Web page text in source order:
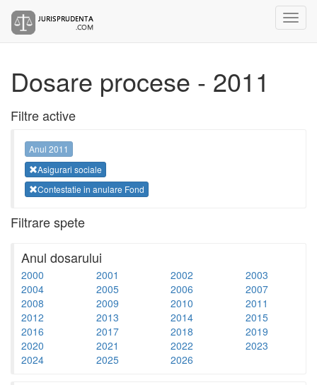
Dosare procese - 2011
Filtre active
Anul 2011
Asigurari sociale
Contestatie in anulare Fond
Filtrare spete
Anul dosarului
2000 2001 2002
2003
2004
2005 2006
2007
2008
2009 2010
2011
2012
2013 2014
2015
2016
2017 2018
2019
2020
2021 2022
2023
2024
2025 2026